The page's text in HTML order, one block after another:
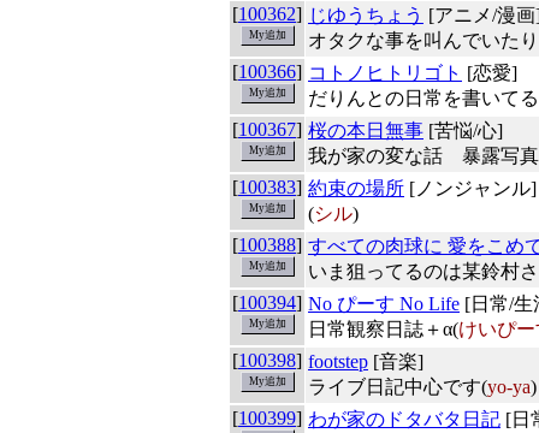
[100362] じゆうちょう [アニメ/漫
オタクな事を叫んでいた
[100366] コトノヒトリゴト [恋愛]
だりんとの日常を書いて
[100367] 桜の本日無事 [苦悩/心]
我が家の変な話 暴露写
[100383] 約束の場所 [ノンジャンル]
(シル)
[100388] すべての肉球に 愛をこめ
いま狙ってるのは某鈴村
[100394] No ぴーす No Life [日常/生
日常観察日誌＋α(けいぴー
[100398] footstep [音楽]
ライブ日記中心です(yo-ya)
[100399] わが家のドタバタ日記 [日